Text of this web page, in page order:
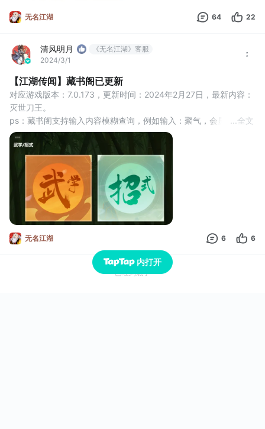
无名江湖 64 22
清风明月
《无名江湖》客服
2024/3/1
【江湖传闻】藏书阁已更新
对应游戏版本：7.0.173，更新时间：2024年2月27日，最新内容：
灭世刀王。
ps：藏书阁支持输入内容模糊查询，例如输入：聚气，会显示所有
相关内容。
传送门：
全文
无名江湖 6 6
已经到底了
内打开